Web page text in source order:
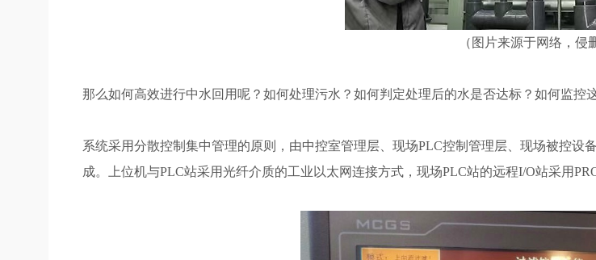
（图片来源于网络，侵
那么如何高效进行中水回用呢？如何处理污水？如何判定处理后的水是否达标？如何监控
系统采用分散控制集中管理的原则，由中控室管理层、现场PLC控制管理层、现场被控设
成。上位机与PLC站采用光纤介质的工业以太网连接方式，现场PLC站的远程I/O站采用